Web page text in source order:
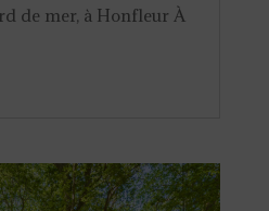
de mer, à Honfleur À